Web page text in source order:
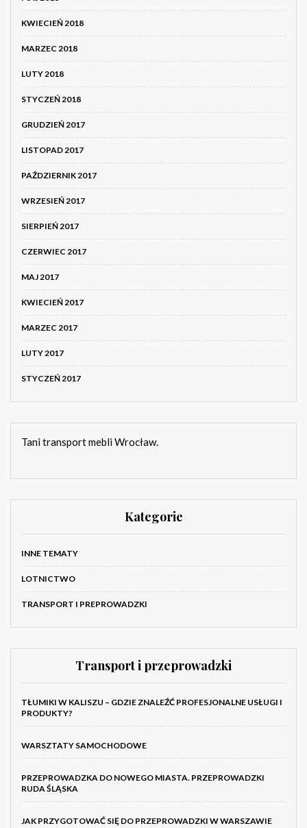
KWIECIEŃ 2018
MARZEC 2018
LUTY 2018
STYCZEŃ 2018
GRUDZIEŃ 2017
LISTOPAD 2017
PAŹDZIERNIK 2017
WRZESIEŃ 2017
SIERPIEŃ 2017
CZERWIEC 2017
MAJ 2017
KWIECIEŃ 2017
MARZEC 2017
LUTY 2017
STYCZEŃ 2017
Tani transport mebli Wrocław.
Kategorie
INNE TEMATY
LOTNICTWO
TRANSPORT I PREPROWADZKI
Transport i przeprowadzki
TŁUMIKI W KALISZU – GDZIE ZNALEŹĆ PROFESJONALNE USŁUGI I
PRODUKTY?
WARSZTATY SAMOCHODOWE
PRZEPROWADZKA DO NOWEGO MIASTA. PRZEPROWADZKI
RUDA ŚLĄSKA
JAK PRZYGOTOWAĆ SIĘ DO PRZEPROWADZKI W WARSZAWIE